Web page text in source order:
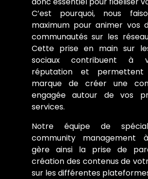
C’est pourquoi, nous
maximum pour animer vos
communautés sur les
Cette prise en main sur
sociaux contribuent à
réputation et
marque de créer une
engagée autour de vos
services.
Notre équipe de
community management
gère ainsi la prise de
création des contenus de
sur les différentes